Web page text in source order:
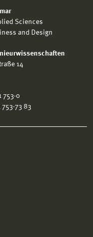
Sciences
and Design
14
753-0
73 83